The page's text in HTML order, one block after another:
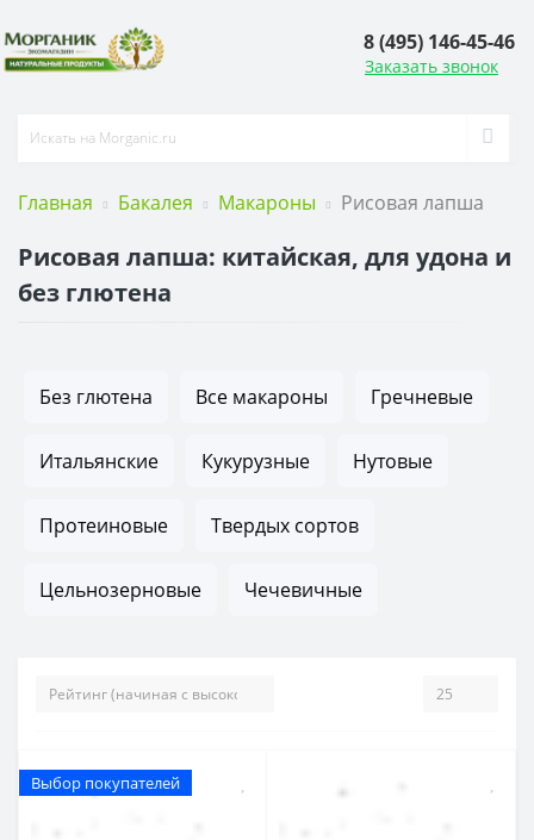
8 (495) 146-45-46
Заказать звонок
Главная Бакалея Макароны Рисовая лапша
Рисовая лапша: китайская, для удона и
без глютена
Без глютена Все макароны Гречневые
Итальянские Кукурузные Нутовые
Протеиновые Твердых сортов
Цельнозерновые Чечевичные
Выбор покупателей
Выбор покупателей